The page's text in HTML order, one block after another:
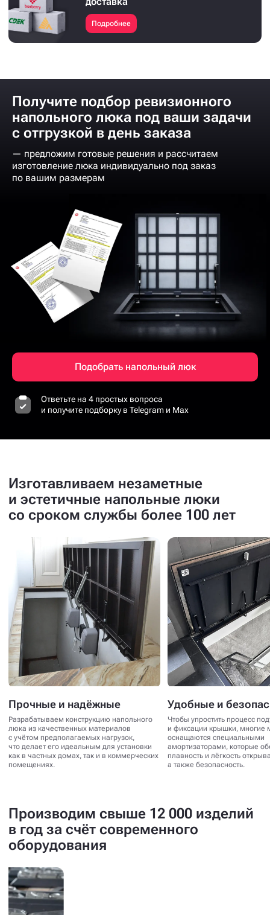
Подробнее
Получите подбор ревизионного
напольного люка под ваши задачи
с отгрузкой в день заказа
— предложим готовые решения и рассчитаем
изготовление люка индивидуально под заказ
по вашим размерам
Подобрать напольный люк
Ответьте на 4 простых вопроса
и получите подборку в Telegram и Max
Изготавливаем незаметные
и эстетичные напольные люки
со сроком службы более 100 лет
Прочные и надёжные
Разрабатываем конструкцию напольного
люка из качественных материалов
с учётом предполагаемых нагрузок,
что делает его идеальным для установки
как в частных домах, так и в коммерческих
помещениях.
Удобные и
Чтобы упростить процесс
и фиксации крышки, многие
оснащаются специальными
амортизаторами, которые
плавность и лёгкость
а также безопасность.
Производим свыше 12 000 изделий
в год за счёт современного
оборудования